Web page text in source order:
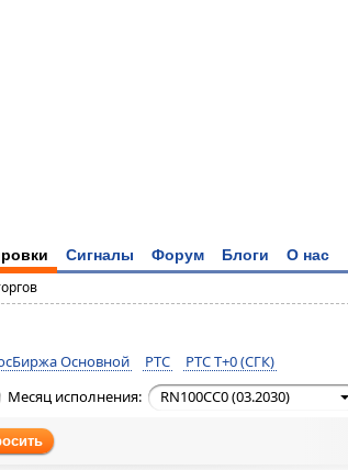
Сигналы Форум Блоги О нас
Основной РТС
РТС T+0 (СГК)
Месяц исполнения: RN100CC0 (03.2030)